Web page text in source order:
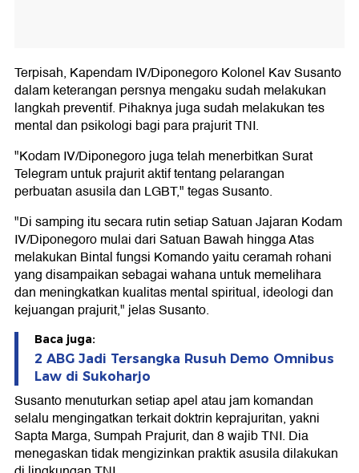
Terpisah, Kapendam IV/Diponegoro Kolonel Kav Susanto
dalam keterangan persnya mengaku sudah melakukan
langkah preventif. Pihaknya juga sudah melakukan tes
mental dan psikologi bagi para prajurit TNI.
"Kodam IV/Diponegoro juga telah menerbitkan Surat
Telegram untuk prajurit aktif tentang pelarangan
perbuatan asusila dan LGBT," tegas Susanto.
"Di samping itu secara rutin setiap Satuan Jajaran Kodam
IV/Diponegoro mulai dari Satuan Bawah hingga Atas
melakukan Bintal fungsi Komando yaitu ceramah rohani
yang disampaikan sebagai wahana untuk memelihara
dan meningkatkan kualitas mental spiritual, ideologi dan
kejuangan prajurit," jelas Susanto.
Baca juga:
2 ABG Jadi Tersangka Rusuh Demo Omnibus
Law di Sukoharjo
Susanto menuturkan setiap apel atau jam komandan
selalu mengingatkan terkait doktrin keprajuritan, yakni
Sapta Marga, Sumpah Prajurit, dan 8 wajib TNI. Dia
menegaskan tidak mengizinkan praktik asusila dilakukan